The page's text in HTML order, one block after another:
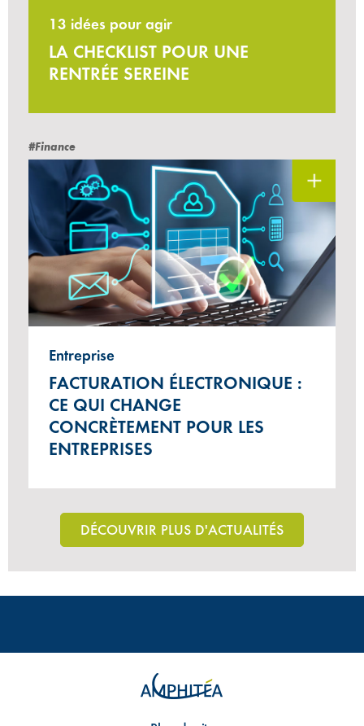
13 idées pour agir
LA CHECKLIST POUR UNE
RENTRÉE SEREINE
#Finance
Entreprise
FACTURATION ÉLECTRONIQUE :
CE QUI CHANGE
CONCRÈTEMENT POUR LES
ENTREPRISES
DÉCOUVRIR PLUS D'ACTUALITÉS